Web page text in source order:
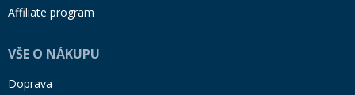
Affiliate program
VŠE O NÁKUPU
Doprava